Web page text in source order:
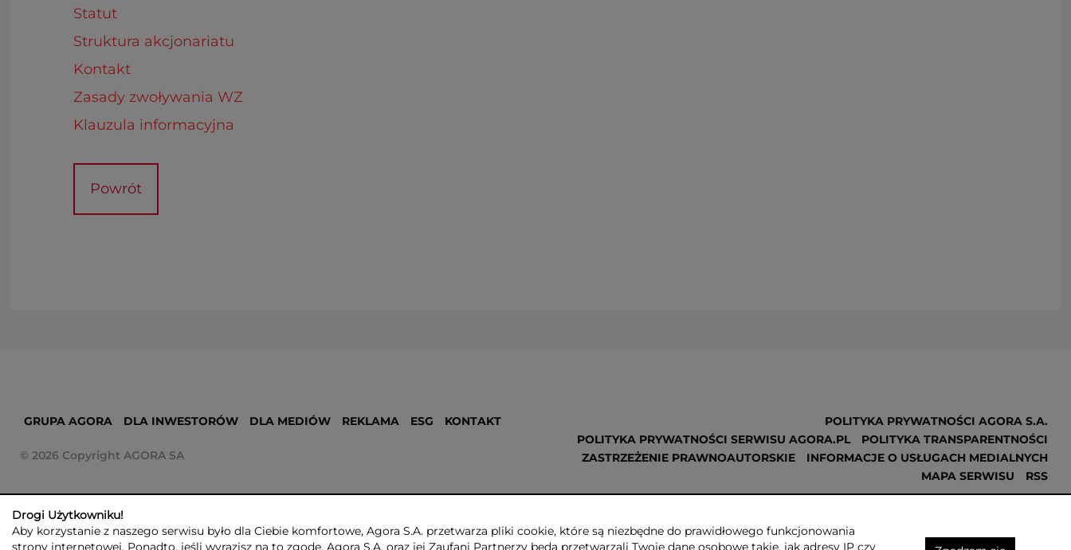
Statut
Struktura akcjonariatu
Kontakt
Zasady zwoływania WZ
Klauzula informacyjna
Powrót
GRUPA AGORA DLA INWESTORÓW DLA MEDIÓW REKLAMA ESG KONTAKT
© 2026 Copyright AGORA SA
POLITYKA PRYWATNOŚCI AGORA S.A.
POLITYKA PRYWATNOŚCI SERWISU AGORA.PL
POLITYKA TRANSPARENTNOŚCI
ZASTRZEŻENIE PRAWNOAUTORSKIE
INFORMACJE O USŁUGACH MEDIALNYCH
MAPA SERWISU
RSS
Drogi Użytkowniku!
Aby korzystanie z naszego serwisu było dla Ciebie komfortowe, Agora S.A. przetwarza pliki cookie, które są niezbędne do prawidłowego funkcjonowania
strony internetowej. Ponadto, jeśli wyrazisz na to zgodę, Agora S.A. oraz jej Zaufani Partnerzy będą przetwarzali Twoje dane osobowe takie, jak adresy IP czy